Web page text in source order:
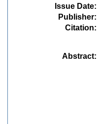
Issue Date:
Publisher:
Citation:
Abstract: